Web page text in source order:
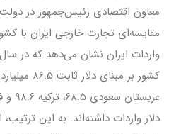
معاون اقتصادی رئیس‌جمهور در دولت
مقایسه‌ای تجارت خارجی ایران با
کشور بر
دلار واردات داشته‌اند. به این